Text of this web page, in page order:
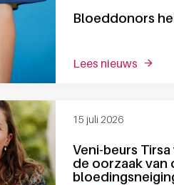
Bloeddonors
lees nieuws over
Veni-beurs
de oorzaak van
15 juli 2026